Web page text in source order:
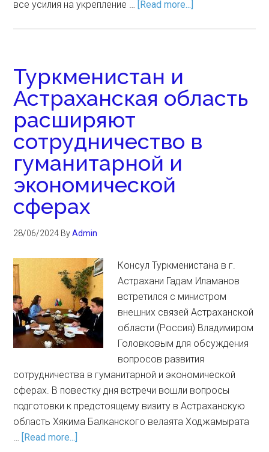
все усилия на укрепление … [Read more...]
Туркменистан и
Астраханская область
расширяют
сотрудничество в
гуманитарной и
экономической
сферах
28/06/2024 ByAdmin
Консул Туркменистана в г.
Астрахани Гадам Иламанов
встретился с министром
внешних связей Астраханской
области (Россия) Владимиром
Головковым для обсуждения
вопросов развития
сотрудничества в гуманитарной и экономической
сферах. В повестку дня встречи вошли вопросы
подготовки к предстоящему визиту в Астраханскую
область Хякима Балканского велаята Ходжамырата
… [Read more...]